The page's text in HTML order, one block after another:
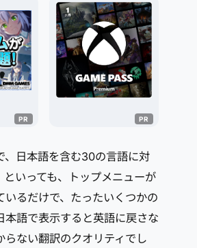
、日本語を含む30の言語に対
といっても、トップメニューが
いるだけで、たったいくつかの
本語で表示すると英語に戻さな
らない翻訳のクオリティでし